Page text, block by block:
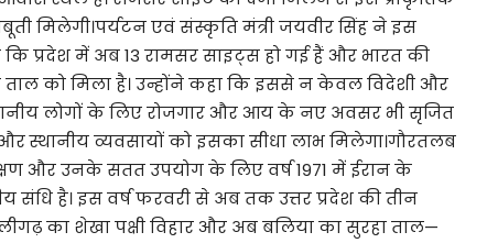
मिलेगी।पर्यटन एवं संस्कृति मंत्री जयवीर सिंह ने इस
प्रदेश में अब 13 रामसर साइट्स हो गई हैं और भारत की
ताल को मिला है। उन्होंने कहा कि इससे न केवल विदेशी और
लोगों के लिए रोजगार और आय के नए अवसर भी सृजित
स्थानीय व्यवसायों को इसका सीधा लाभ मिलेगा।गौरतलब
और उनके सतत उपयोग के लिए वर्ष 1971 में ईरान के
संधि है। इस वर्ष फरवरी से अब तक उत्तर प्रदेश की तीन
का शेखा पक्षी विहार और अब बलिया का सुरहा ताल—